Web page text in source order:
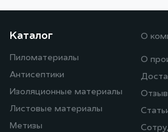
Каталог
Пиломатериалы
Антисептики
Изоляционные материалы
Листовые материалы
Метизы
О
О